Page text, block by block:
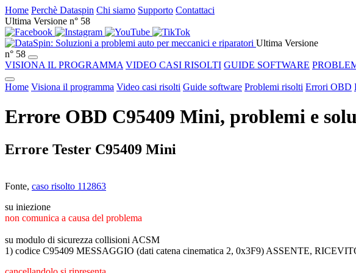
Home Perchè Dataspin Chi siamo Supporto Contattaci
Ultima Versione n° 58
Ultima Versione
n° 58
VISIONA IL PROGRAMMA VIDEO CASI RISOLTI GUIDE SOFTWARE
Home Visiona il programma Video casi risolti Guide software Problemi risolti Errori OBD
Errore OBD C95409 Mini, problemi e
Errore Tester C95409 Mini
Fonte, caso risolto 112863
su iniezione
non comunica a causa del problema
su modulo di sicurezza collisioni ACSM
1) codice C95409 MESSAGGIO (dati catena cinematica 2, 0x3F9) ASSENTE,